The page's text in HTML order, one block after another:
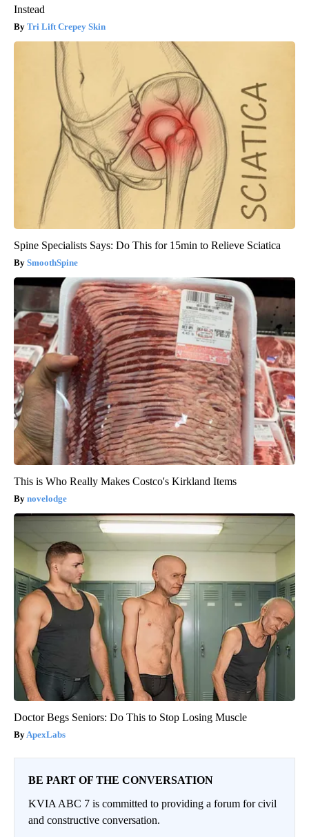
Instead
Tri Lift Crepey Skin
Spine Specialists Says: Do This for 15min to Relieve Sciatica
SmoothSpine
This is Who Really Makes Costco's Kirkland Items
novelodge
Doctor Begs Seniors: Do This to Stop Losing Muscle
ApexLabs
BE PART OF THE CONVERSATION
KVIA ABC 7 is committed to providing a forum for civil
and constructive conversation.